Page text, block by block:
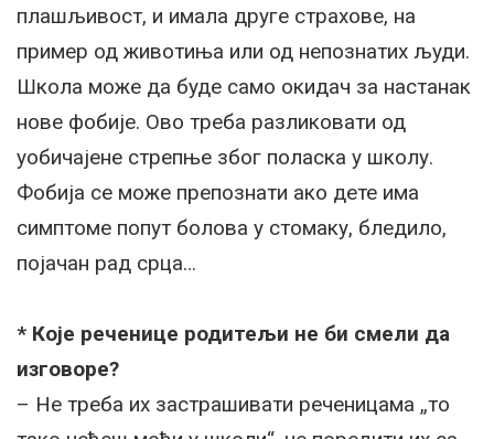
плашљивост, и имала друге страхове, на
пример од животиња или од непознатих људи.
Школа може да буде само окидач за настанак
нове фобије. Ово треба разликовати од
уобичајене стрепње због поласка у школу.
Фобија се може препознати ако дете има
симптоме попут болова у стомаку, бледило,
појачан рад срца…
* Које реченице родитељи не би смели да
изговоре?
– Не треба их застрашивати реченицама „то